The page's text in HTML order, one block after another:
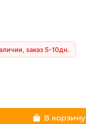
заказ 5-10дн.
В корзину